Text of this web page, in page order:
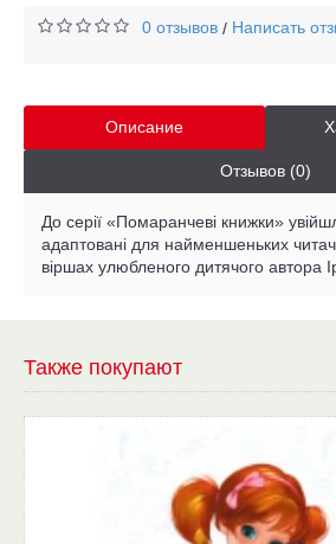
0 отзывов / Написать
Описание
Отзывов (0)
До серії «Помаранчеві книжки»
адаптовані для найменшеньких
віршах улюбленого дитячого автора
Также покупают